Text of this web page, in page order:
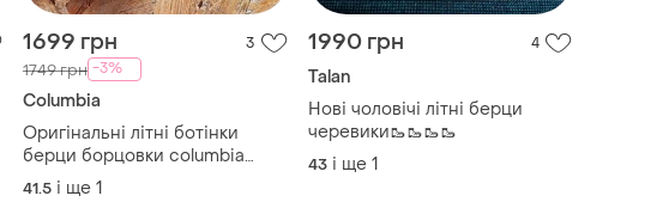
1699 грн 3
1749 грн -3%
Columbia
Оригінальні літні ботінки
берци борцовки columbia
vibram
41.5 і ще 1
1990 грн 4
Talan
Нові чоловічі літні берци
черевики🥾🥾🥾🥾
43 і ще 1